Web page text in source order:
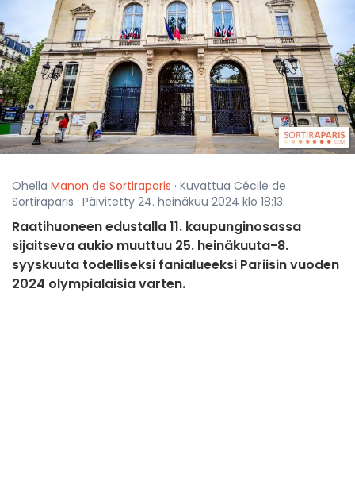
Ohella Manon de Sortiraparis · Kuvattua Cécile de
Sortiraparis · Päivitetty 24. heinäkuu 2024 klo 18:13
Raatihuoneen edustalla 11. kaupunginosassa
sijaitseva aukio muuttuu 25. heinäkuuta-8.
syyskuuta todelliseksi fanialueeksi Pariisin vuoden
2024 olympialaisia varten.